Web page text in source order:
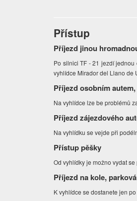
Přístup
Příjezd jinou
Po silnici TF - 21 jezdí
vyhlídce Mirador del Llano de
Příjezd osobním
Na vyhlídce lze be problémů
Příjezd zájezdového
Na vyhlídku se vejde při
Přístup pěšky
Od vyhlídky je možno vydat
Příjezd na kole,
K vyhlídce se dostanete jen